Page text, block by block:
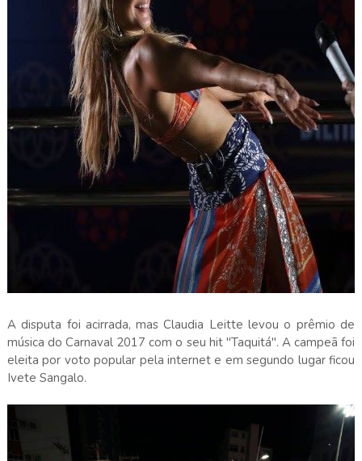
A disputa foi acirrada, mas Claudia Leitte levou o prêmio de
música do Carnaval 2017 com o seu hit "Taquitá". A campeã foi
eleita por voto popular pela internet e em segundo lugar ficou
Ivete Sangalo.